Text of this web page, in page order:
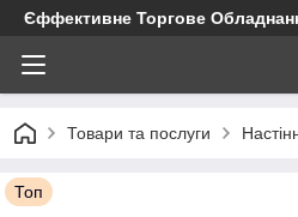
Єффективне Торгове
Товари та послуги
Топ